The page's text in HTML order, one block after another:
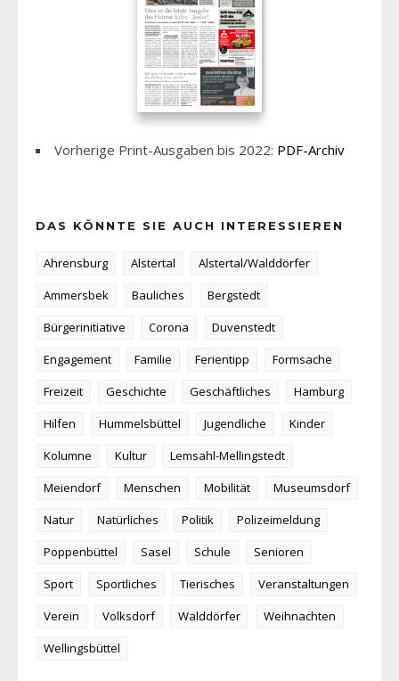
Vorherige Print-Ausgaben bis 2022: PDF-Archiv
DAS KÖNNTE SIE AUCH INTERESSIEREN
Ahrensburg Alstertal
Alstertal/Walddörfer
Ammersbek
Bauliches
Bergstedt
Bürgerinitiative
Corona
Duvenstedt
Engagement
Familie Ferientipp
Formsache
Freizeit
Geschichte Geschäftliches
Hamburg
Hilfen
Hummelsbüttel Jugendliche
Kinder
Kolumne
Kultur
Lemsahl-Mellingstedt
Meiendorf
Menschen Mobilität
Museumsdorf
Natur
Natürliches Politik
Polizeimeldung
Poppenbüttel
Sasel Schule
Senioren
Sport
Sportliches Tierisches
Veranstaltungen
Verein
Volksdorf Walddörfer
Weihnachten
Wellingsbüttel